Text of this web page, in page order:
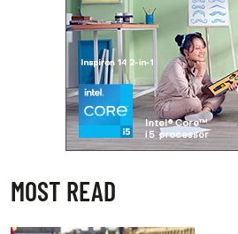
MOST READ